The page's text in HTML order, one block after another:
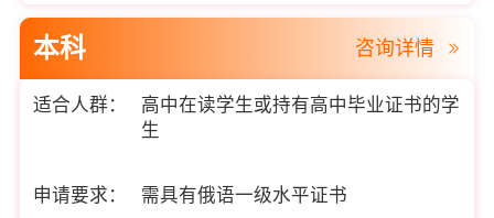
本科 咨询详情
适合人群：
高中在读学生或持有高中毕业证书的学
生
申请要求： 需具有俄语一级水平证书